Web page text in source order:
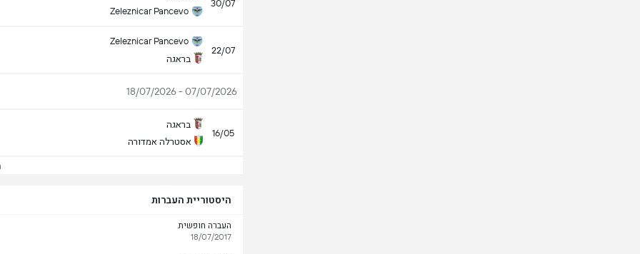
30/07
Zeleznicar Pancevo
22/07
Zeleznicar Pancevo
בראגה
07/07/2026 - 18/07/2026
16/05
בראגה
אסטרלה אמדורה
היסטוריית העברות
העברה חופשית
18/07/2017